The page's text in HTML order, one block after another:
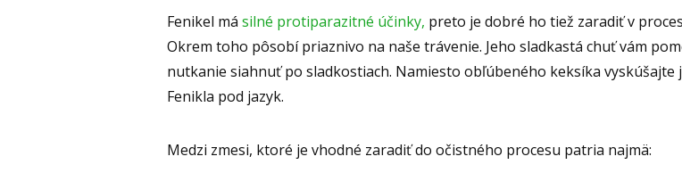
Fenikel má silné protiparazitné účinky, preto je dobré ho tiež zaradiť v
Okrem toho pôsobí priaznivo na naše trávenie. Jeho sladkastá chuť vám
nutkanie siahnuť po sladkostiach. Namiesto obľúbeného keksíka vyskúšajte
Fenikla pod jazyk.
Medzi zmesi, ktoré je vhodné zaradiť do očistného procesu patria najmä: